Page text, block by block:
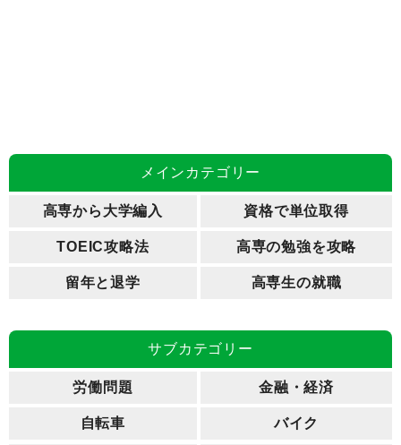
メインカテゴリー
高専から大学編入 資格で単位取得
TOEIC攻略法 高専の勉強を攻略
留年と退学 高専生の就職
サブカテゴリー
労働問題 金融・経済
自転車 バイク